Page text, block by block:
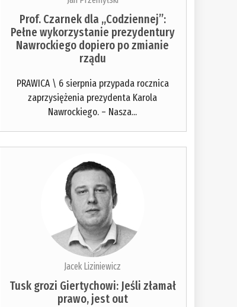
Prof. Czarnek dla „Codziennej”:
Pełne wykorzystanie prezydentury
Nawrockiego dopiero po zmianie
rządu
PRAWICA \ 6 sierpnia przypada rocznica
zaprzysiężenia prezydenta Karola
Nawrockiego. – Nasza...
Jacek Liziniewicz
Tusk grozi Giertychowi: Jeśli złamał
prawo, jest out